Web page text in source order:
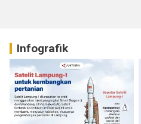
Infografik